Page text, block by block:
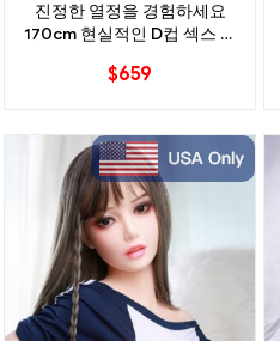
진정한 열정을 경험하세요
170cm 현실적인 D컵 섹스 인
$659